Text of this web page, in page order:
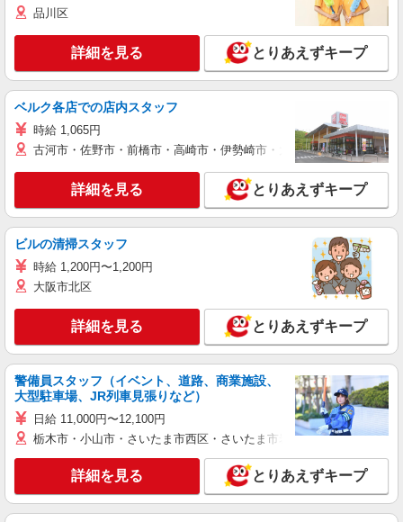
品川区
詳細を見る とりあえずキープ
ベルク各店での店内スタッフ
時給 1,065円
古河市・佐野市・前橋市・高崎市・伊勢崎市・太田市・館林市・藤
詳細を見る とりあえずキープ
ビルの清掃スタッフ
時給 1,200円〜1,200円
大阪市北区
詳細を見る とりあえずキープ
警備員スタッフ（イベント、道路、商業施設、
大型駐車場、JR列車見張りなど）
日給 11,000円〜12,100円
栃木市・小山市・さいたま市西区・さいたま市岩槻区・久喜市・蓮田
詳細を見る とりあえずキープ